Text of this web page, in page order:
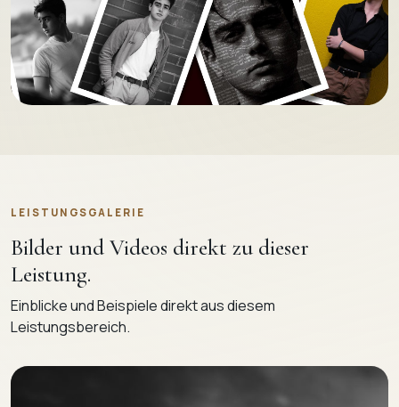
LEISTUNGSGALERIE
Bilder und Videos direkt zu dieser
Leistung.
Einblicke und Beispiele direkt aus diesem
Leistungsbereich.